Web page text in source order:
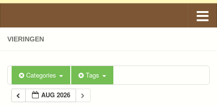
VIERINGEN
Categories Tags
AUG 2026